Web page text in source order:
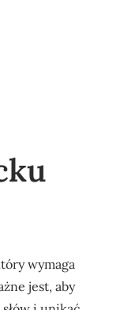
wymaga
jest, aby